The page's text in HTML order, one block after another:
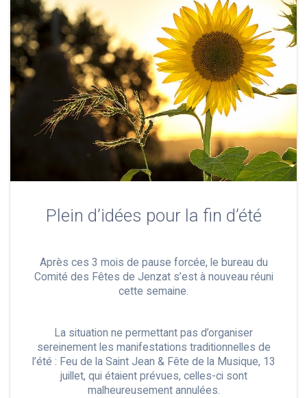
Plein d’idées pour la fin d’été
Après ces 3 mois de pause forcée, le bureau du
Comité des Fêtes de Jenzat s’est à nouveau réuni
cette semaine.
La situation ne permettant pas d’organiser
sereinement les manifestations traditionnelles de
l’été : Feu de la Saint Jean & Fête de la Musique, 13
juillet, qui étaient prévues, celles-ci sont
malheureusement annulées.